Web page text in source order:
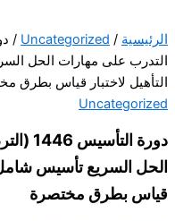
/
Uncategorized
على مهارات الحل
لاختبار قياس بطرق
دورة
السريع تأسيس شامل
بطرق مختصرة